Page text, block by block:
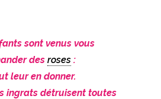
sont venus vous
des roses :
leur en donner.
ingrats détruisent toutes